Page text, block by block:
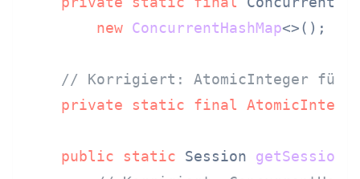
new ConcurrentHashMap<>();
// Korrigiert: AtomicInteger für
private
static final
public static Session getSession